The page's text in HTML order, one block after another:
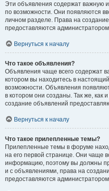
Эти объявления содержат важную
по возможности. Они появляются
личном разделе. Права на
предоставляются
Вернуться к началу
Что такое объявления?
Объявления чаще всего содержат
котором вы находитесь в
возможности. Объявления
в котором они созданы. Так же,
создание объявлений
Вернуться к началу
Что такое прилепленные темы?
Прилепленные темы в форуме
на его первой странице. Они чаще
информацию, поэтому вы должны
и с объявлениями, права на
предоставляются